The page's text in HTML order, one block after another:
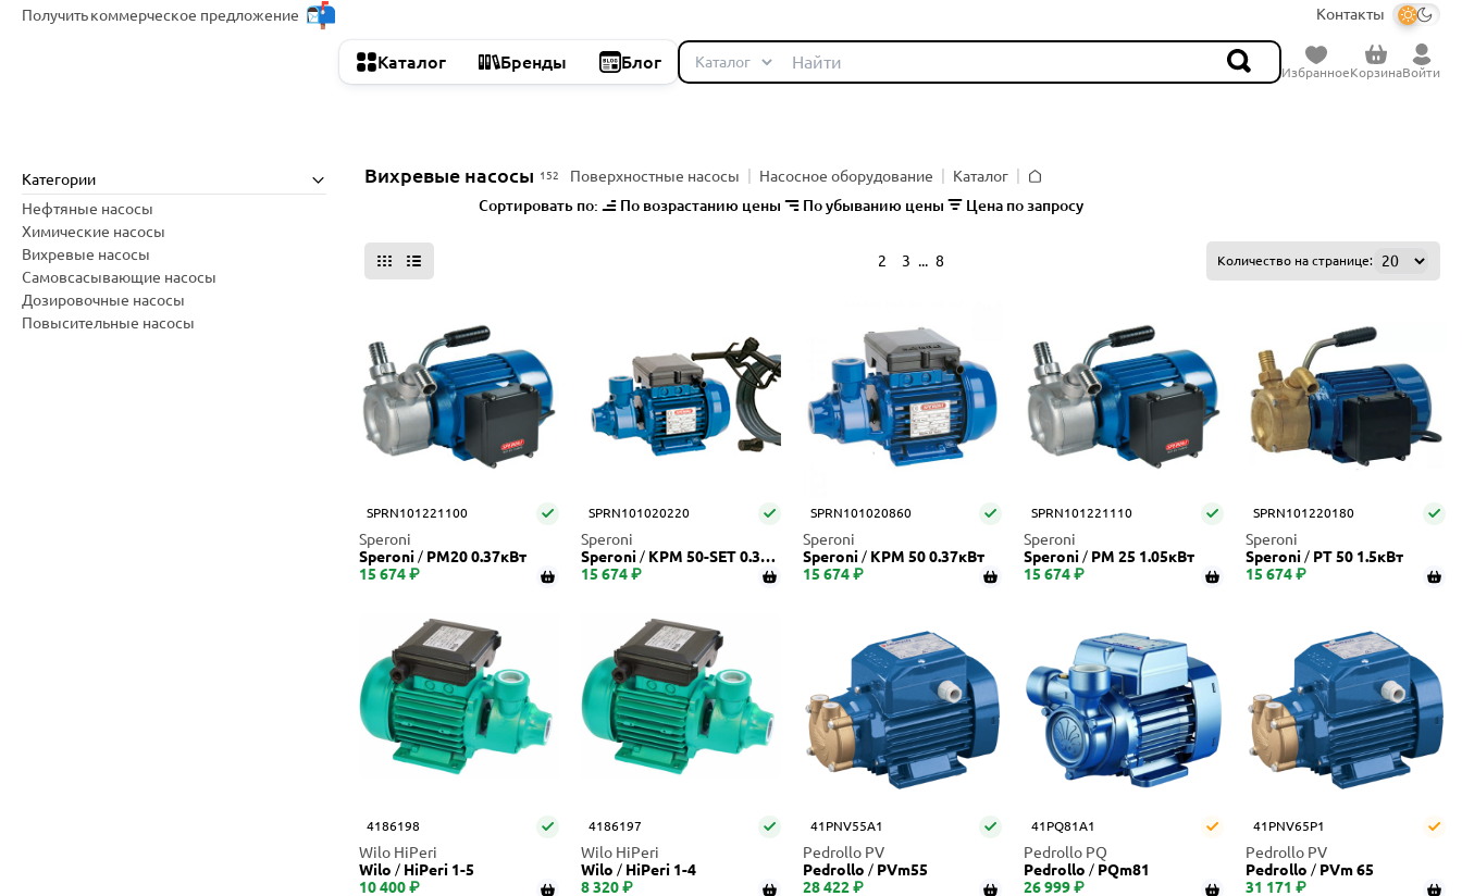
Получитькоммерческое предложение Контакты
Каталог Бренды Блог
ИзбранноеКорзинаВойти
Категории
Нефтяные насосы
Химические насосы
Вихревые насосы
Самовсасывающие насосы
Дозировочные насосы
Повысительные насосы
Вихревые насосы 152 Поверхностные насосы Насосное оборудование
Каталог
Сортировать по: По возрастанию цены По убыванию цены Цена по запросу
2 3 ... 8 Количество на странице:
SPRN101221100
Speroni
Speroni
PM20 0.37кВт
15 674 ₽
SPRN101020220
Speroni
Speroni
KPM 50-SET 0.37к
15 674 ₽
SPRN101020860
Speroni
Speroni
KPM 50 0.37кВт
15 674 ₽
SPRN101221110
Speroni
Speroni
PM 25 1.05кВт
15 674 ₽
SPRN101220180
Speroni
Speroni
PT 50 1.5кВт
15 674 ₽
4186198
Wilo HiPeri
Wilo
HiPeri 1-5
10 400 ₽
4186197
Wilo HiPeri
Wilo
HiPeri 1-4
8 320 ₽
41PNV55A1
Pedrollo PV
Pedrollo
PVm55
28 422 ₽
41PQ81A1
Pedrollo PQ
Pedrollo
PQm81
26 999 ₽
41PNV65P1
Pedrollo PV
Pedrollo
PVm 65
31 171 ₽